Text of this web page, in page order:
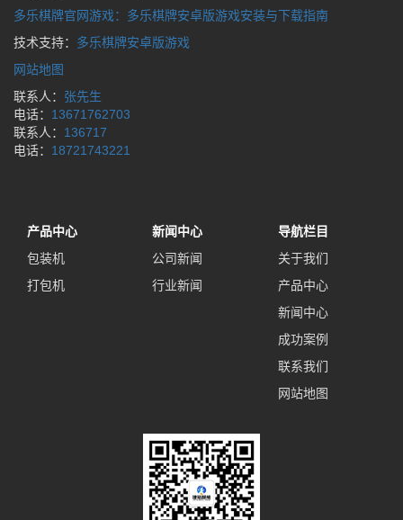
多乐棋牌官网游戏：多乐棋牌安卓版游戏安装与下载指南
技术支持： 多乐棋牌安卓版游戏
网站地图
联系人： 张先生
电话： 13671762703
联系人： 136717
电话： 18721743221
产品中心
包装机
打包机
新闻中心
公司新闻
行业新闻
导航栏目
关于我们
产品中心
新闻中心
成功案例
联系我们
网站地图